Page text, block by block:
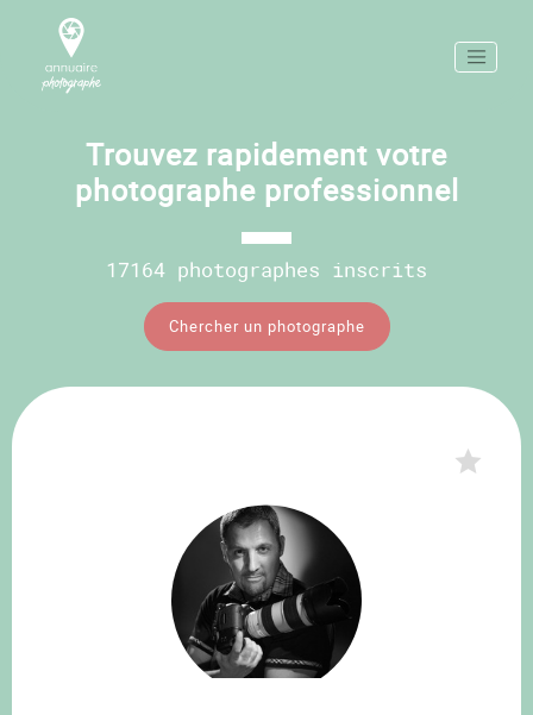
Trouvez rapidement votre
photographe professionnel
17164 photographes inscrits
Chercher un photographe